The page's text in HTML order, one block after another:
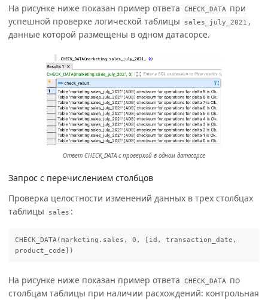
На рисунке ниже показан пример ответа CHECK_DATA
при
успешной проверке логической таблицы
sales_july_2021 ,
данные которой размещены в одном датасорсе.
Ответ CHECK_DATA с проверкой в одном датасорсе
Запрос с перечислением столбцов
Проверка целостности изменений данных в трех столбцах
таблицы
sales :
CHECK_DATA (marketing . sales , 0 , [ id , transaction_date ,
product_code ])
На рисунке ниже показан пример ответа CHECK_DATA
по
столбцам таблицы при наличии расхождений: контрольная